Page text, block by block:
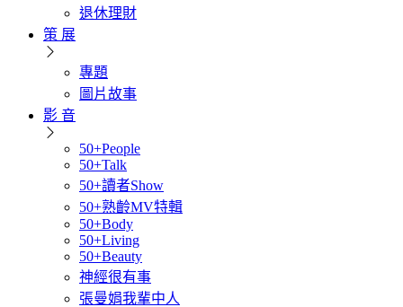
退休理財
策 展
專題
圖片故事
影 音
50+People
50+Talk
50+讀者Show
50+熟齡MV特輯
50+Body
50+Living
50+Beauty
神經很有事
張曼娟我輩中人